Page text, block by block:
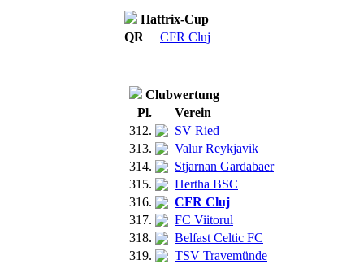
Hattrix-Cup
QR
CFR Cluj
Clubwertung
Pl.
Verein
312.
SV Ried
313.
Valur Reykjavik
314.
Stjarnan Gardabaer
315.
Hertha BSC
316.
CFR Cluj
317.
FC Viitorul
318.
Belfast Celtic FC
319.
TSV Travemünde